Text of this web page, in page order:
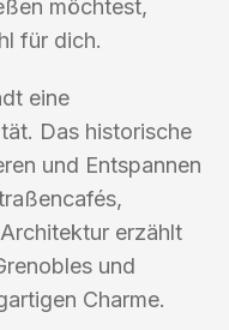
möchtest,
für dich.
eine
Das historische
und Entspannen
erzählt
und
Charme.